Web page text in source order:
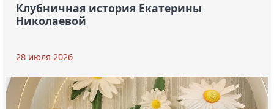
Клубничная история Екатерины
Николаевой
28 июля 2026